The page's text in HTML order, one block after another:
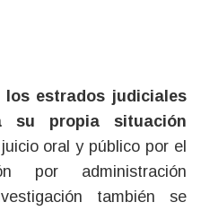
estrados judiciales
propia situación
oral y público por el
por administración
también se